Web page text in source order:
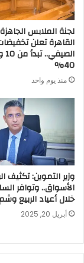
لجنة الملابس
القاهرة تعلن
40%
منذ يوم واحد
وزير التموين: تكثيف
الأسواق.. وتوافر
خلال أعياد الربيع
أبريل 20, 2025